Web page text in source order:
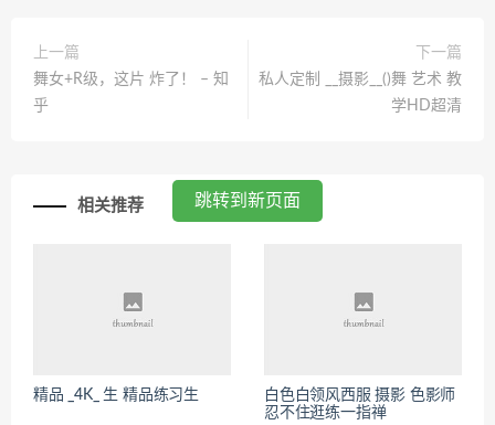
上一篇
舞女+R级，这片 炸了！ – 知
乎
下一篇
私人定制 __摄影__()舞 艺术 教
学HD超清
相关推荐
精品 _4K_ 生 精品练习生
白色白领风西服 摄影 色影师
忍不住逛练一指禅
跳转到新页面